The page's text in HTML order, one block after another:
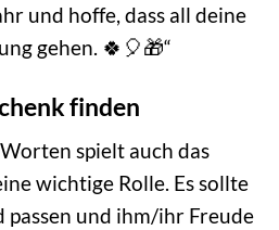
und hoffe, dass all deine
gehen. 🍀🎈🎁“
finden
spielt auch das
wichtige Rolle. Es sollte
passen und ihm/ihr Freude